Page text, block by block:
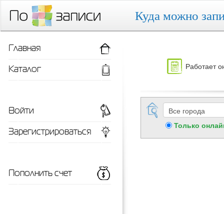
Куда можно
Работает
Только
Главная
Каталог
Войти
Зарегистрироваться
Пополнить счет